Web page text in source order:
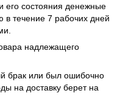
его состояния денежные
в течение 7 рабочих дней
надлежащего
брак или был ошибочно
на доставку берет на